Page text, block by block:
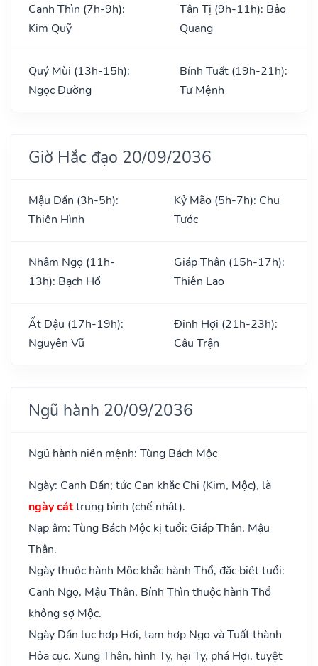
Canh Thìn (7h-9h):
Kim Quỹ
Tân Tị (9h-11h): Bảo
Quang
Quý Mùi (13h-15h):
Ngọc Đường
Bính Tuất (19h-21h):
Tư Mệnh
Giờ Hắc đạo 20/09/2036
Mậu Dần (3h-5h):
Thiên Hình
Kỷ Mão (5h-7h): Chu
Tước
Nhâm Ngọ (11h-
13h): Bạch Hổ
Giáp Thân (15h-17h):
Thiên Lao
Ất Dậu (17h-19h):
Nguyên Vũ
Đinh Hợi (21h-23h):
Câu Trận
Ngũ hành 20/09/2036
Ngũ hành niên mệnh: Tùng Bách Mộc
Ngày: Canh Dần; tức Can khắc Chi (Kim, Mộc), là
ngày cáttrung bình (chế nhật).
Nạp âm: Tùng Bách Mộc kị tuổi: Giáp Thân, Mậu
Thân.
Ngày thuộc hành Mộc khắc hành Thổ, đặc biệt tuổi:
Canh Ngọ, Mậu Thân, Bính Thìn thuộc hành Thổ
không sợ Mộc.
Ngày Dần lục hợp Hợi, tam hợp Ngọ và Tuất thành
Hỏa cục. Xung Thân, hình Tỵ, hại Tỵ, phá Hợi, tuyệt